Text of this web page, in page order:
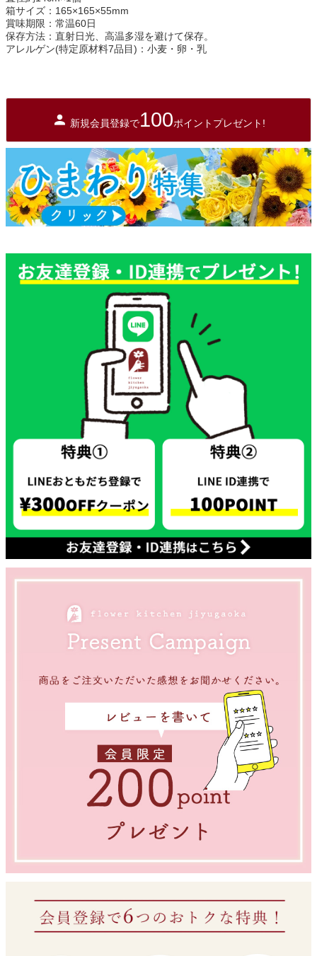
箱サイズ：165×165×55mm
賞味期限：常温60日
保存方法：直射日光、高温多湿を避けて保存。
アレルゲン(特定原材料7品目)：小麦・卵・乳
新規会員登録で100ポイントプレゼント!